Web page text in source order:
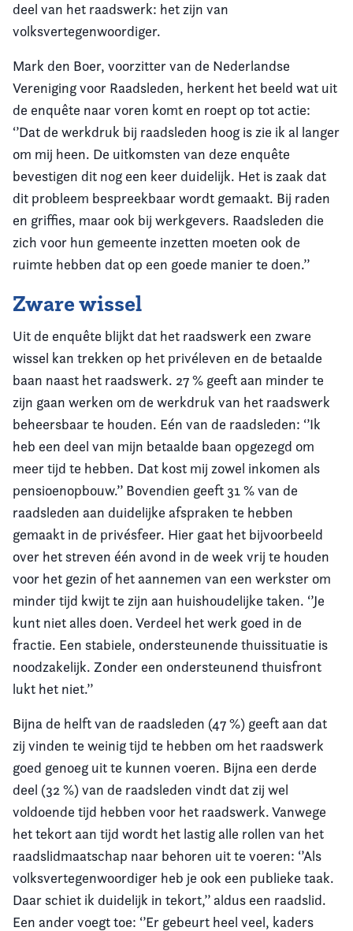
deel van het raadswerk: het zijn van
volksvertegenwoordiger.
Mark den Boer, voorzitter van de Nederlandse
Vereniging voor Raadsleden, herkent het beeld wat uit
de enquête naar voren komt en roept op tot actie:
‘’Dat de werkdruk bij raadsleden hoog is zie ik al langer
om mij heen. De uitkomsten van deze enquête
bevestigen dit nog een keer duidelijk. Het is zaak dat
dit probleem bespreekbaar wordt gemaakt. Bij raden
en griffies, maar ook bij werkgevers. Raadsleden die
zich voor hun gemeente inzetten moeten ook de
ruimte hebben dat op een goede manier te doen.’’
Zware wissel
Uit de enquête blijkt dat het raadswerk een zware
wissel kan trekken op het privéleven en de betaalde
baan naast het raadswerk. 27 % geeft aan minder te
zijn gaan werken om de werkdruk van het raadswerk
beheersbaar te houden. Eén van de raadsleden: ‘’Ik
heb een deel van mijn betaalde baan opgezegd om
meer tijd te hebben. Dat kost mij zowel inkomen als
pensioenopbouw.’’ Bovendien geeft 31 % van de
raadsleden aan duidelijke afspraken te hebben
gemaakt in de privésfeer. Hier gaat het bijvoorbeeld
over het streven één avond in de week vrij te houden
voor het gezin of het aannemen van een werkster om
minder tijd kwijt te zijn aan huishoudelijke taken. ‘’Je
kunt niet alles doen. Verdeel het werk goed in de
fractie. Een stabiele, ondersteunende thuissituatie is
noodzakelijk. Zonder een ondersteunend thuisfront
lukt het niet.’’
Bijna de helft van de raadsleden (47 %) geeft aan dat
zij vinden te weinig tijd te hebben om het raadswerk
goed genoeg uit te kunnen voeren. Bijna een derde
deel (32 %) van de raadsleden vindt dat zij wel
voldoende tijd hebben voor het raadswerk. Vanwege
het tekort aan tijd wordt het lastig alle rollen van het
raadslidmaatschap naar behoren uit te voeren: ‘’Als
volksvertegenwoordiger heb je ook een publieke taak.
Daar schiet ik duidelijk in tekort,’’ aldus een raadslid.
Een ander voegt toe: ‘’Er gebeurt heel veel, kaders